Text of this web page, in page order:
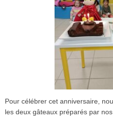
Pour célébrer cet anniversaire,
les deux gâteaux préparés par